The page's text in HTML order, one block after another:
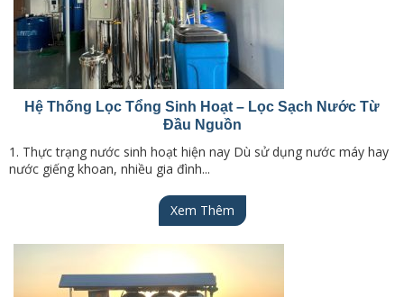
Hệ Thống Lọc Tổng Sinh Hoạt – Lọc Sạch Nước Từ
Đầu Nguồn
1. Thực trạng nước sinh hoạt hiện nay Dù sử dụng nước máy hay
nước giếng khoan, nhiều gia đình...
Xem Thêm